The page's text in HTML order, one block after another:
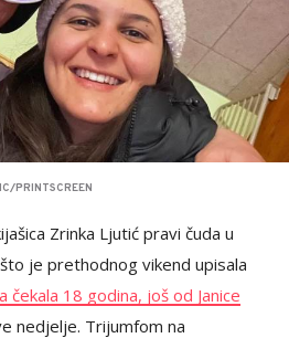
PRINTSCREEN
Zrinka Ljutić pravi čuda u
je prethodnog vikend upisala
čekala 18 godina, još od Janice
nedjelje. Trijumfom na